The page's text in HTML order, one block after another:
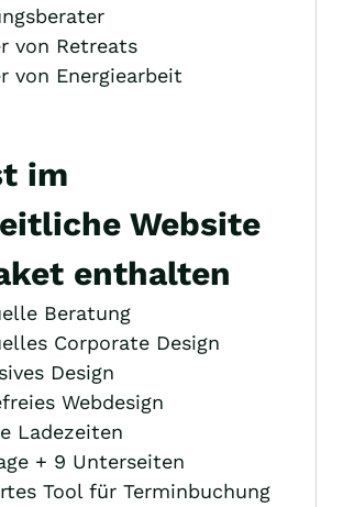
von Retreats
von Energiearbeit
im
Website
enthalten
Beratung
Corporate Design
Design
Webdesign
Ladezeiten
+ 9 Unterseiten
Tool für Terminbuchung